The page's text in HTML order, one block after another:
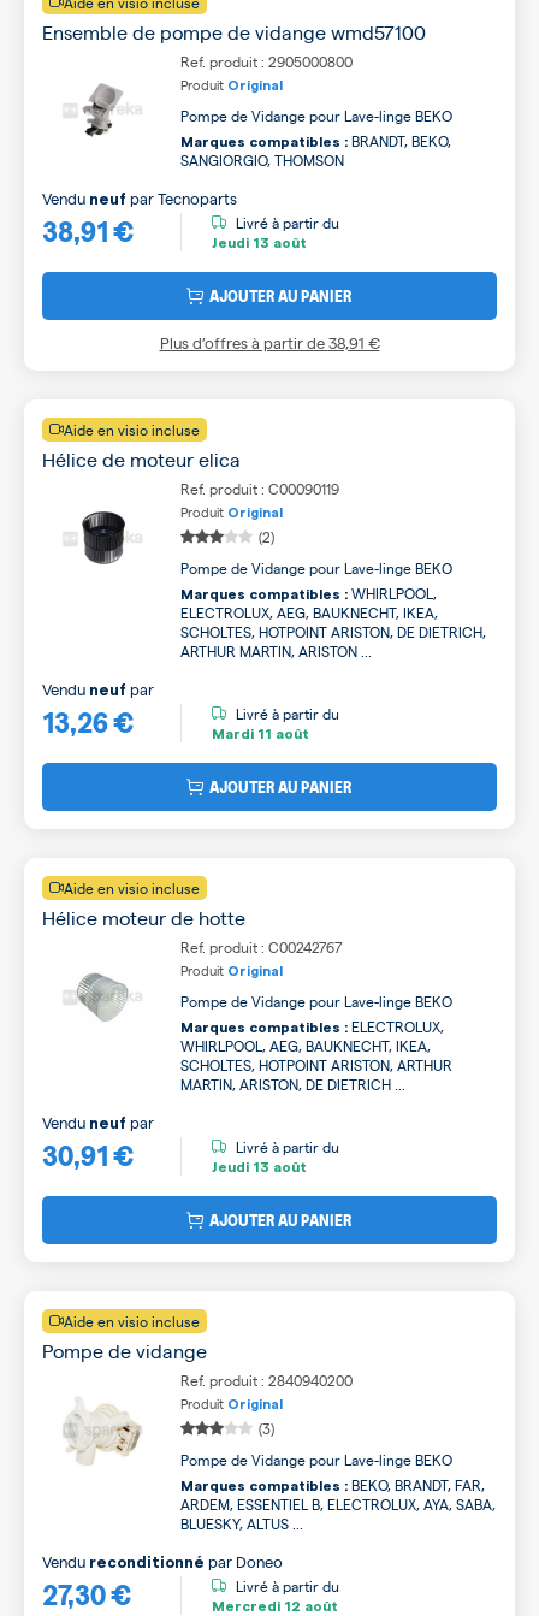
Ensemble de pompe de vidange wmd57100
Ref. produit : 2905000800
Produit Original
Pompe de Vidange pour Lave-linge BEKO
Marques compatibles : BRANDT, BEKO,
SANGIORGIO, THOMSON
38,91 €
Vendu neuf parTecnoparts
Livré à partir du
Jeudi 13 août
AJOUTER AU PANIER
Plus d’offres à partir de38,91 €
Aide en visio incluse
Hélice de moteur elica
Ref. produit : C00090119
Produit Original
(2)
Pompe de Vidange pour Lave-linge BEKO
Marques compatibles : WHIRLPOOL,
ELECTROLUX, AEG, BAUKNECHT, IKEA,
SCHOLTES, HOTPOINT ARISTON, DE DIETRICH,
ARTHUR MARTIN, ARISTON ...
13,26 €
Vendu neuf par
Livré à partir du
Mardi 11 août
AJOUTER AU PANIER
Aide en visio incluse
Hélice moteur de hotte
Ref. produit : C00242767
Produit Original
Pompe de Vidange pour Lave-linge BEKO
Marques compatibles : ELECTROLUX,
WHIRLPOOL, AEG, BAUKNECHT, IKEA,
SCHOLTES, HOTPOINT ARISTON, ARTHUR
MARTIN, ARISTON, DE DIETRICH ...
30,91 €
Vendu neuf par
Livré à partir du
Jeudi 13 août
AJOUTER AU PANIER
Aide en visio incluse
Pompe de vidange
Ref. produit : 2840940200
Produit Original
(3)
Pompe de Vidange pour Lave-linge BEKO
Marques compatibles : BEKO, BRANDT, FAR,
ARDEM, ESSENTIEL B, ELECTROLUX, AYA, SABA,
BLUESKY, ALTUS ...
27,30 €
Vendu reconditionné par Doneo
Livré à partir du
Mercredi 12 août